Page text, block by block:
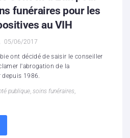
funéraires pour les
au VIH
05/06/2017
ont décidé de saisir le conseiller
l'abrogation de la
depuis 1986.
publique, soins funéraires,